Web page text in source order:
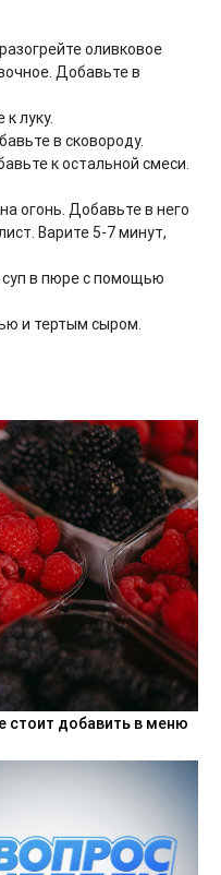
оливковое
Добавьте в
луку.
в сковороду.
к остальной смеси.
огонь. Добавьте в него
Варите 5-7 минут,
суп в пюре с помощью
и тертым сыром.
стоит добавить в меню